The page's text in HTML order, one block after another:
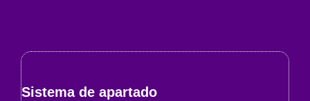
Sistema de apartado